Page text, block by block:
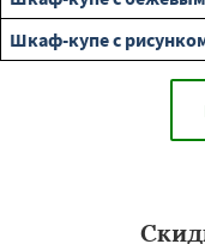
Шкаф-купе с